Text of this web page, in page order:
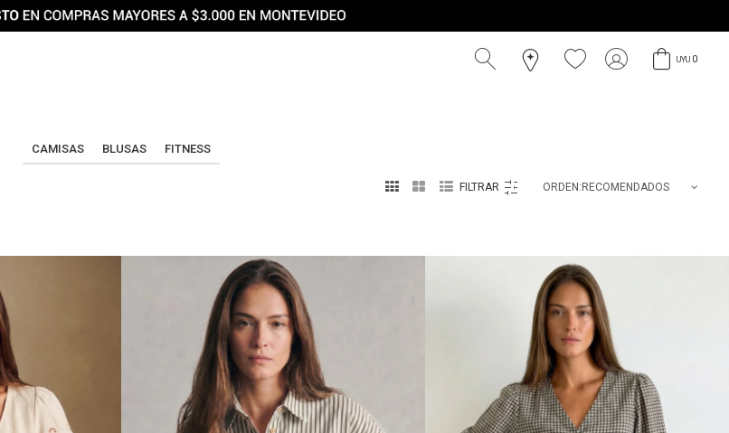
UYU 0
CAMISAS BLUSAS FITNESS
   RECOMENDADOS